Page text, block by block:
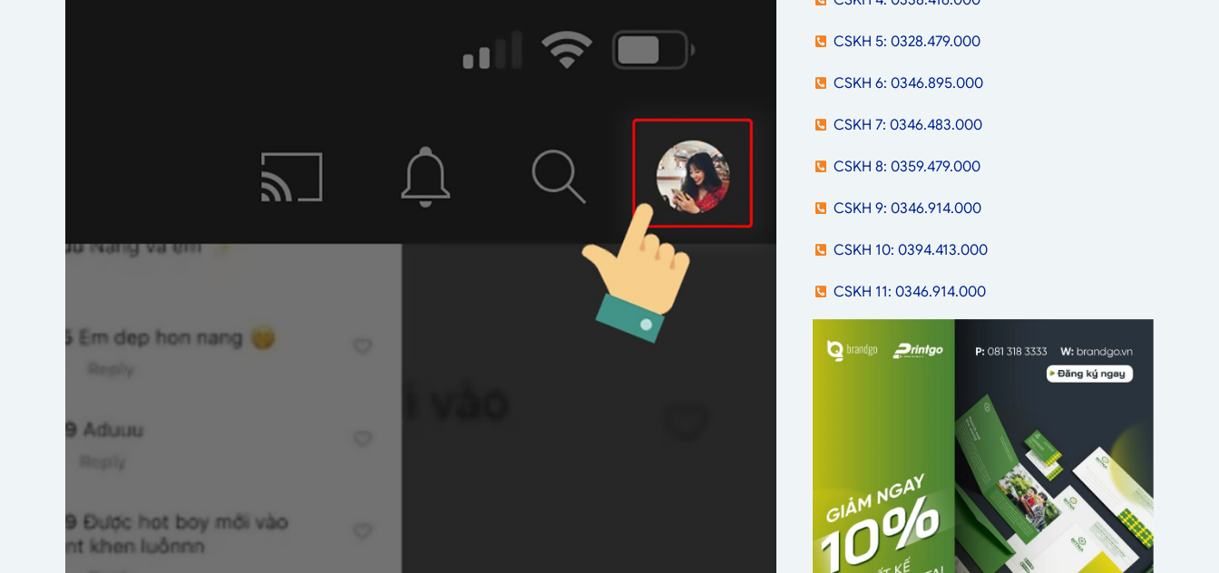
CSKH 5: 0328.479.000
CSKH 6: 0346.895.000
CSKH 7: 0346.483.000
CSKH 8: 0359.479.000
CSKH 9: 0346.914.000
CSKH 10: 0394.413.000
CSKH 11: 0346.914.000